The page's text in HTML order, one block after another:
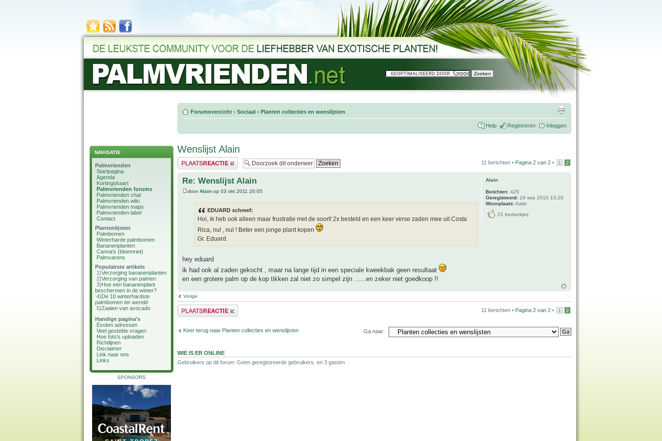
NAVIGATIE
Palmvrienden
Startpagina
Agenda
Kortingskaart
Palmvrienden forums
Palmvrienden chat
Palmvrienden wiki
Palmvrienden maps
Palmvrienden label
Contact
Plantenlijsten
Palmbomen
Winterharde palmbomen
Bananenplanten
Canna's (bloemriet)
Palmvarens
Populairste artikels
1)Verzorging bananenplanten
2)Verzorging van palmen
3)Hoe een bananenplant
beschermen in de winter?
4)De 10 winterhardste
palmbomen ter wereld
5)Zaaien van avocado
Handige pagina's
Exoten adressen
Veel gestelde vragen
Hoe foto's uploaden
Richtlijnen
Disclaimer
Link naar ons
Links
SPONSORS
Forumoverzicht ‹ Sociaal ‹ Planten collecties en wenslijsten
Help Registreren Inloggen
Wenslijst Alain
Plaats een reactie 11 berichten • Pagina 2 van 2 • 1 2
Re: Wenslijst Alain
doorAlain op 03 okt 2011 20:05
EDUARD schreef:
Hoi, ik heb ook alleen maar frustratie met de soort! 2x besteld en een keer verse zaden mee uit Costa
Rica, nul , nul ! Beter een jonge plant kopen
Gr. Eduard.
hey eduard
ik had ook al zaden gekocht , maar na lange tijd in een speciale kweekbak geen resultaat
en een grotere palm op de kop tikken zal niet zo simpel zijn ......en zeker niet goedkoop !!
Alain
Berichten: 425
Geregistreerd: 16 sep 2010 13:20
Woonplaats: Aalst
21 bedankjes
Vorige
Plaats een reactie 11 berichten • Pagina 2 van 2 • 1 2
Keer terug naar Planten collecties en wenslijsten Ga naar:
WIE IS ER ONLINE
Gebruikers op dit forum: Geen geregistreerde gebruikers. en 3 gasten